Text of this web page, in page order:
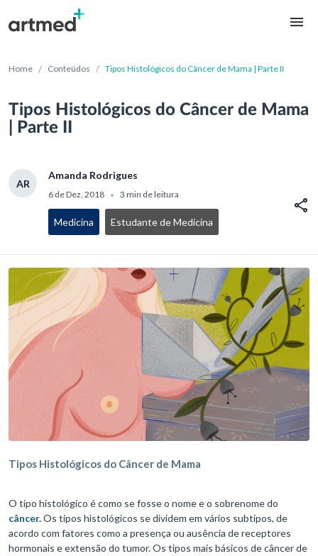
Home / Conteúdos / Tipos Histológicos do Câncer de Mama | Parte II
Tipos Histológicos do Câncer de Mama
| Parte II
AR
Amanda Rodrigues
6 de Dez, 2018 • 3 min de leitura
Medicina Estudante de Medicina
Tipos Histológicos do Câncer de Mama
O tipo histológico é como se fosse o nome e o sobrenome do
câncer.Os tipos histológicos se dividem em vários subtipos, de
acordo com fatores como a presença ou ausência de receptores
hormonais e extensão do tumor. Os tipos mais básicos de câncer de